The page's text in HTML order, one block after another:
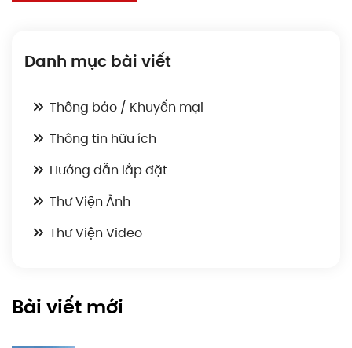
Danh mục bài viết
Thông báo / Khuyến mại
Thông tin hữu ích
Hướng dẫn lắp đặt
Thư Viện Ảnh
Thư Viện Video
Bài viết mới